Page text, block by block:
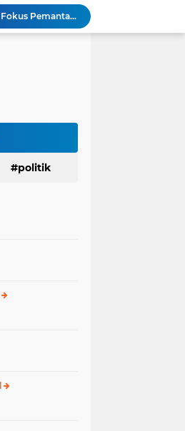
Bupati M. Syukur Sampaikan Rencana KUA-PPAS 2027, Fokus Pemantapan Infrastruktur dan Penguatan Ekonomi
Diduga Alat Berat Milik Hardiman Bebas Beroperasi Untuk Ngupas Dongfeng di SPB Dusun Lembah Kuamang
*Presisi dan Berprestasi! 10 Personel Polres Musi Rawas Raih Penghargaan Bergengsi dari Kapolda Sumsel*
Menembus Batas Pengabdian: Polres Musi Rawas Ukir Sejarah Emas Raih Predikat WBK di Bawah Kepemimpinan AKBP Agung Adhitya Prananta
politik